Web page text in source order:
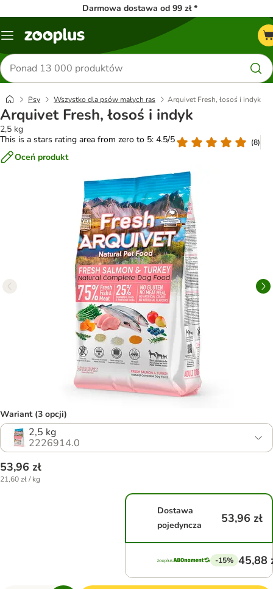
Darmowa dostawa od 99 zł *
Menu
Szukaj
produktów
Psy Wszystko dla psów małych ras Arquivet Fresh, łosoś i indyk
Arquivet Fresh, łosoś i indyk
2,5 kg
This is a stars rating area from zero to 5: 4.5/5
(8)
Oceń produkt
Wariant (3 opcji)
2,5 kg
2226914.0
53,96 zł
21,60 zł / kg
Dostawa
pojedyncza
53,96 zł
-15% 45,88